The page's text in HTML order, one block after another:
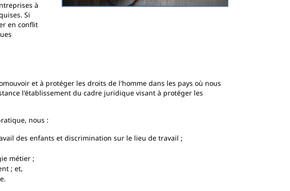
à
Si
en conflit
et à protéger les droits de l'homme dans les pays où nous
l'établissement du cadre juridique visant à protéger les
nous :
des enfants et discrimination sur le lieu de travail ;
métier ;
; et,